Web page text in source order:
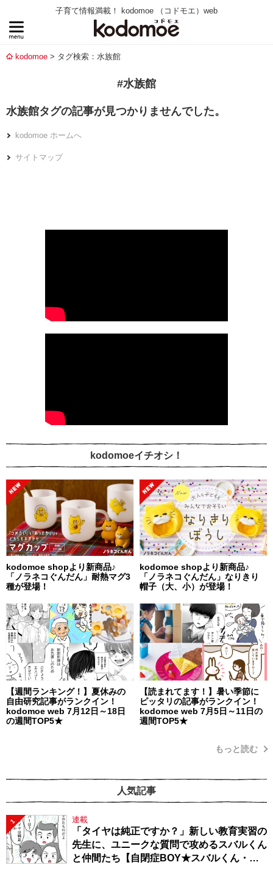
子育て情報満載！ kodomoe （コドモエ）web
kodomoe タグ検索：水族館
#水族館
水族館タグの記事が見つかりませんでした。
kodomoe ホームへ
サイトマップ
kodomoeイチオシ！
kodomoe shopより新商品♪
「ノラネコぐんだん」耐熱マグ3
種が登場！
kodomoe shopより新商品♪
「ノラネコぐんだん」なりきり
帽子（大、小）が登場！
【週間ランキング！】夏休みの
自由研究記事がランクイン！
kodomoe web 7月12日～18日
の週間TOP5★
【読まれてます！】暑い季節に
ピッタリの記事がランクイン！
kodomoe web 7月5日～11日の
週間TOP5★
もっと読む
人気記事
1 連載
「タイヤは純正ですか？」新しい教育実習の
先生に、ユニークな質問で攻めるスバルくん
と仲間たち【自閉症BOY★スバルくん・